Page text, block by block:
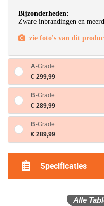
Bijzonderheden:
Zware inbrandingen en
zie foto's van dit
A-Grade
€ 299,99
B-Grade
€ 289,99
B-Grade
€ 289,99
Specificaties
Alle